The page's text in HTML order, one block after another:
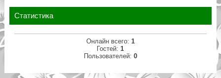
Статистика
Онлайн всего: 1
Гостей: 1
Пользователей: 0